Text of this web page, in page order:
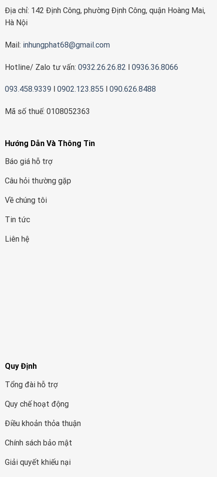
Địa chỉ: 142 Định Công, phường Định Công, quận Hoàng Mai,
Hà Nội
Mail: inhungphat68@gmail.com
Hotline/ Zalo tư vấn: 0932.26.26.82 l 0936.36.8066
093.458.9339 0902.123.855 090.626.8488
Mã số thuế: 0108052363
Hướng Dẫn Và Thông Tin
Báo giá hỗ trợ
Câu hỏi thường gặp
Về chúng tôi
Tin tức
Liên hệ
Quy Định
Tổng đài hỗ trợ
Quy chế hoạt động
Điều khoản thỏa thuận
Chính sách bảo mật
Giải quyết khiếu nại